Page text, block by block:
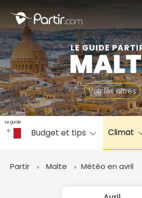
LE GUIDE
Voir les offres
Le guide
Budget et tips Climat
Partir Malte Météo en avril
📍 Destinations populaires
☀️ Où partir par mois
Mars Avril
Juillet
Août Septembre